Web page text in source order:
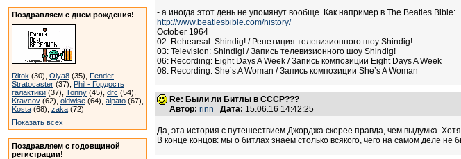
Поздравляем с днем рождения!
Ritok (30), Olya8 (35), Fender
Stratocaster (37), Phil - Гордость
галактики (37), Tonny (45), drc (54),
Kravcov (62), oldwise (64), alpato (67),
Kosta (68), zaka (72)
Показать всех
Поздравляем с годовщиной
регистрации!
- а иногда этот день не упомянут вообще. Как например в The Beatles Bible:
http://www.beatlesbible.com/history/
October 1964
02: Rehearsal: Shindig! / Репетиция телевизионного шоу Shindig!
03: Television: Shindig! / Запись телевизионного шоу Shindig!
06: Recording: Eight Days A Week / Запись композиции Eight Days A Week
08: Recording: She’s A Woman / Запись композиции She’s A Woman
Re: Были ли Битлы в СССР???
Автор: rinn Дата: 15.06.16 14:42:25
Да, эта история с путешествием Джорджа скорее правда, чем выдумка.
В конце концов: мы о битлах знаем столько всякого, чего на самом деле